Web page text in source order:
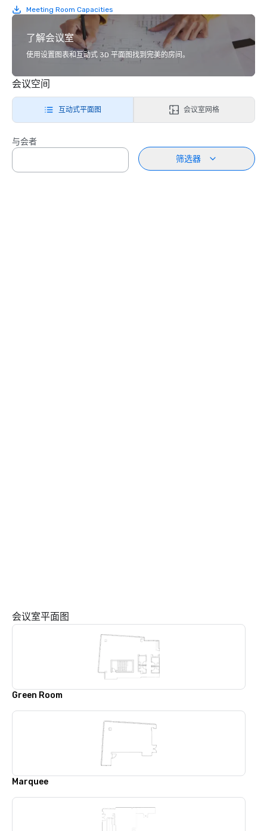
Meeting Room Capacities
了解会议室
使用设置图表和互动式 3D 平面图找到完美的房间。
会议空间
互动式平面图 会议室网格
与会者
筛选器
会议室平面图
Green Room
Marquee